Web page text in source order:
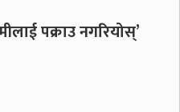
पक्राउ नगरियोस्’